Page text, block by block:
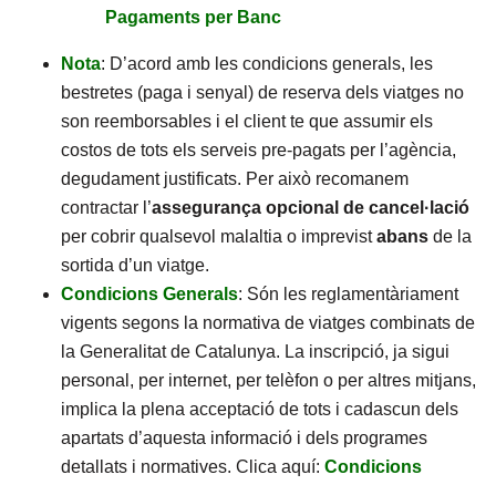
Pagaments per Banc
Nota: D’acord amb les condicions generals, les
bestretes (paga i senyal) de reserva dels viatges no
son reemborsables i el client te que assumir els
costos de tots els serveis pre-pagats per l’agència,
degudament justificats. Per això recomanem
contractar l’assegurança opcional de cancel·lació
per cobrir qualsevol malaltia o imprevistabans de la
sortida d’un viatge.
Condicions Generals: Són les reglamentàriament
vigents segons la normativa de viatges combinats de
la Generalitat de Catalunya. La inscripció, ja sigui
personal, per internet, per telèfon o per altres mitjans,
implica la plena acceptació de tots i cadascun dels
apartats d’aquesta informació i dels programes
detallats i normatives. Clica aquí: Condicions